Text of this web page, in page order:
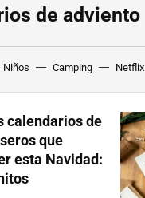
de adviento
DE
Niños Camping Netflix
calendarios de
que
esta Navidad: